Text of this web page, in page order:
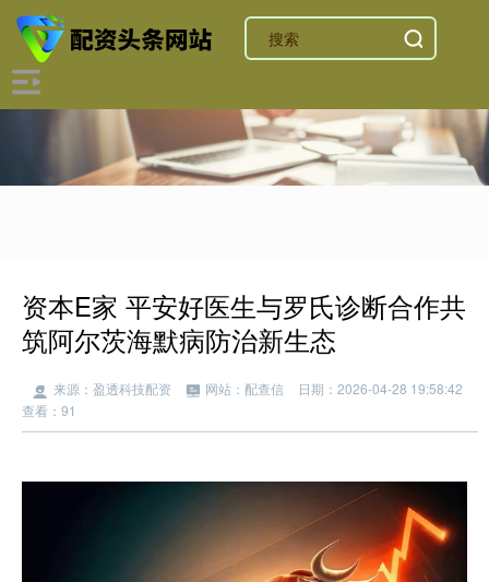
资本E家 平安好医生与罗氏诊断合作共
筑阿尔茨海默病防治新生态
来源：盈透科技配资 网站：配查信
日期：2026-04-28 19:58:42
查看：91